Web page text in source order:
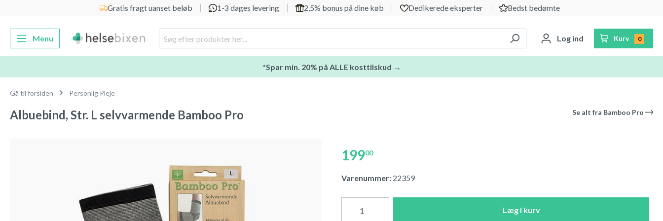
Gå til hovednavigationGratis fragt uanset beløb 1-3 dages levering 2,5% bonus på dine køb Dedikerede eksperter Bedst bedømte
Menu Log ind Kurv 0
*Spar min. 20% på ALLE kosttilskud →
Gå til forsiden Personlig Pleje
Albuebind, Str. L selvvarmende Bamboo Pro Se alt fra Bamboo Pro
19900
Varenummer: 22359
Læg i kurv